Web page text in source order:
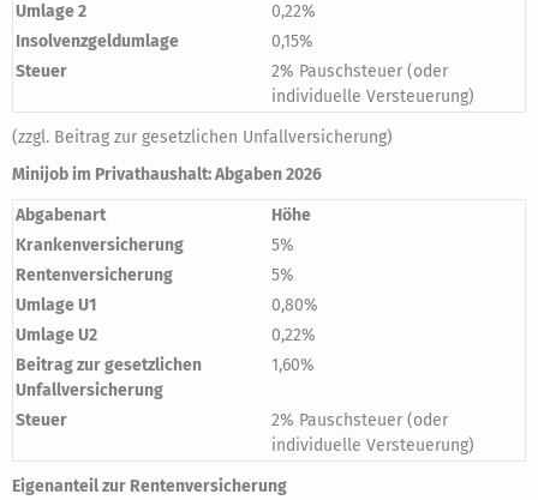
Umlage 2
0,22%
Insolvenzgeldumlage
0,15%
Steuer
2% Pauschsteuer (oder
individuelle Versteuerung)
(zzgl. Beitrag zur gesetzlichen Unfallversicherung)
Minijob im Privathaushalt: Abgaben 2026
Abgabenart
Höhe
Krankenversicherung
5%
Rentenversicherung
5%
Umlage U1
0,80%
Umlage U2
0,22%
Beitrag zur gesetzlichen
Unfallversicherung
1,60%
Steuer
2% Pauschsteuer (oder
individuelle Versteuerung)
Eigenanteil zur Rentenversicherung